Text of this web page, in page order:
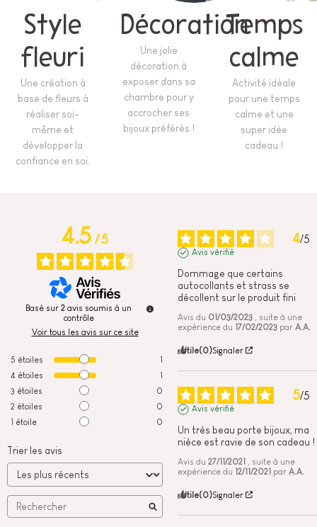
Style
fleuri
Une création à
base de fleurs à
réaliser soi-
même et
développer la
confiance en soi.
Décoration
Une jolie
décoration à
exposer dans sa
chambre pour y
accrocher ses
bijoux préférés !
Temps
calme
Activité idéale
pour une temps
calme et une
super idée
cadeau !
4.5/5
Basé sur 2 avis soumis à un
contrôle
Voir tous les avis sur ce site
5 étoiles
1
4 étoiles
1
3 étoiles
0
2 étoiles
0
1 étoile 0
Trier les avis
4/5
Avis vérifié
Dommage que certains
autocollants et strass se
décollent sur le produit fini
Avis du 01/03/2023
, suite à une
expérience du 17/02/2023 par A.A.
Utile(0)Signaler
5/5
Avis vérifié
Un très beau porte bijoux, ma
nièce est ravie de son cadeau !
Avis du 27/11/2021
, suite à une
expérience du 12/11/2021 par A.A.
Utile(0)Signaler